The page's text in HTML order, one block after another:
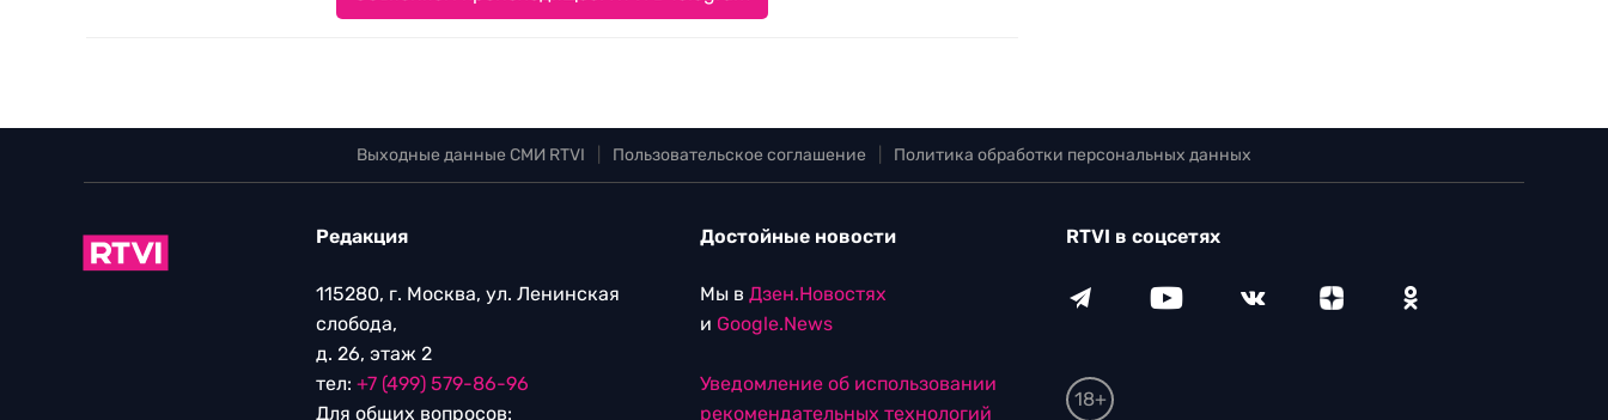
Выходные данные СМИ RTVI Пользовательское соглашение Политика обработки персональных данных
Редакция
115280, г. Москва, ул. Ленинская
слобода,
д. 26, этаж 2
тел: +7 (499) 579-86-96
Для общих вопросов:
Достойные новости
Мы в Дзен.Новостях
и Google.News
Уведомление об использовании
рекомендательных технологий
RTVI в соцсетях
18+